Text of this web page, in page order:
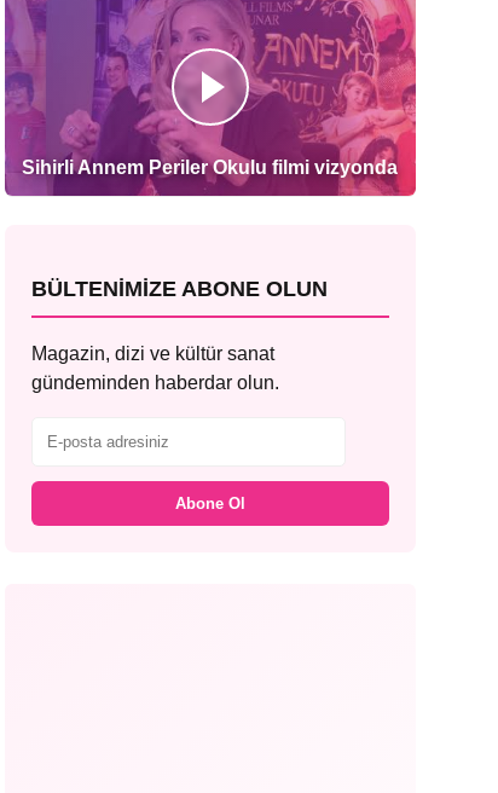
Sihirli Annem Periler Okulu filmi vizyonda
BÜLTENIMIZE ABONE OLUN
Magazin, dizi ve kültür sanat
gündeminden haberdar olun.
Abone Ol